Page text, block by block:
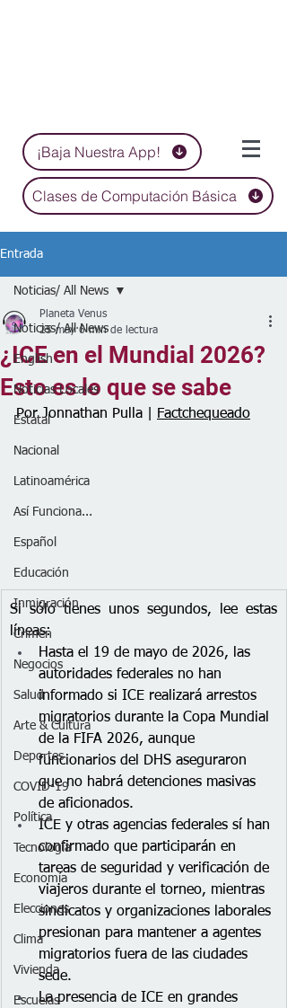
¡Baja Nuestra App!
Clases de Computación Básica
Entrada
Noticias/ All News
English
Noticias Locales
Estatal
Nacional
Latinoamérica
Así Funciona...
Español
Educación
Inmigración
Crimen
Negocios
Salud
Arte & Cultura
Deportes
COVID-19
Política
Tecnología
Economía
Elecciones
Clima
Vivienda
Escuelas
Noticias/ All News
¿ICE en el Mundial 2026?
Esto es lo que se sabe
Planeta Venus
25 may 6 min de lectura
Por Jonnathan Pulla | Factchequeado
Si sólo tienes unos segundos, lee estas
líneas:
Hasta el 19 de mayo de 2026, las
autoridades federales no han
informado si ICE realizará arrestos
migratorios durante la Copa Mundial
de la FIFA 2026, aunque
funcionarios del DHS aseguraron
que no habrá detenciones masivas
de aficionados.
ICE y otras agencias federales sí han
confirmado que participarán en
tareas de seguridad y verificación de
viajeros durante el torneo, mientras
sindicatos y organizaciones laborales
presionan para mantener a agentes
migratorios fuera de las ciudades
sede.
La presencia de ICE en grandes